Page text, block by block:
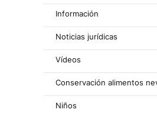
Información
Noticias jurídicas
Vídeos
Conservación alimentos
Niños